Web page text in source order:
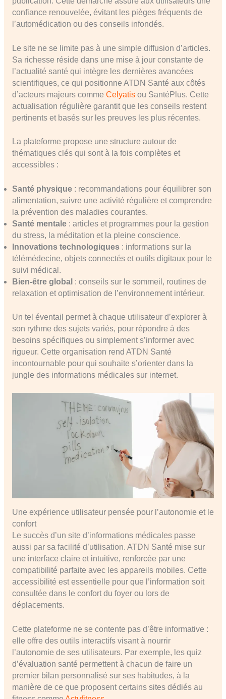
confiance renouvelée, évitant les pièges fréquents de
l’automédication ou des conseils infondés.
Le site ne se limite pas à une simple diffusion d’articles.
Sa richesse réside dans une mise à jour constante de
l’actualité santé qui intègre les dernières avancées
scientifiques, ce qui positionne ATDN Santé aux côtés
d’acteurs majeurs comme Celyatisou SantéPlus. Cette
actualisation régulière garantit que les conseils restent
pertinents et basés sur les preuves les plus récentes.
La plateforme propose une structure autour de
thématiques clés qui sont à la fois complètes et
accessibles :
Santé physique: recommandations pour équilibrer son
alimentation, suivre une activité régulière et comprendre
la prévention des maladies courantes.
Santé mentale: articles et programmes pour la gestion
du stress, la méditation et la pleine conscience.
Innovations technologiques: informations sur la
télémédecine, objets connectés et outils digitaux pour le
suivi médical.
Bien-être global : conseils sur le sommeil, routines de
relaxation et optimisation de l’environnement intérieur.
Un tel éventail permet à chaque utilisateur d’explorer à
son rythme des sujets variés, pour répondre à des
besoins spécifiques ou simplement s’informer avec
rigueur. Cette organisation rend ATDN Santé
incontournable pour qui souhaite s’orienter dans la
jungle des informations médicales sur internet.
Une expérience utilisateur pensée pour l’autonomie et le
confort
Le succès d’un site d’informations médicales passe
aussi par sa facilité d’utilisation. ATDN Santé mise sur
une interface claire et intuitive, renforcée par une
compatibilité parfaite avec les appareils mobiles. Cette
accessibilité est essentielle pour que l’information soit
consultée dans le confort du foyer ou lors de
déplacements.
Cette plateforme ne se contente pas d’être informative :
elle offre des outils interactifs visant à nourrir
l’autonomie de ses utilisateurs. Par exemple, les quiz
d’évaluation santé permettent à chacun de faire un
premier bilan personnalisé sur ses habitudes, à la
manière de ce que proposent certains sites dédiés au